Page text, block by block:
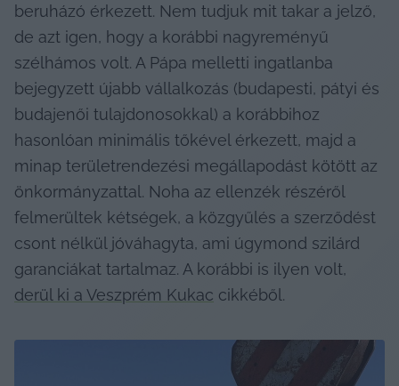
beruházó érkezett. Nem tudjuk mit takar a jelző,
de azt igen, hogy a korábbi nagyreményű
szélhámos volt. A Pápa melletti ingatlanba
bejegyzett újabb vállalkozás (budapesti, pátyi és
budajenői tulajdonosokkal) a korábbihoz
hasonlóan minimális tőkével érkezett, majd a
minap területrendezési megállapodást kötött az
önkormányzattal. Noha az ellenzék részéről
felmerültek kétségek, a közgyűlés a szerződést
csont nélkül jóváhagyta, ami úgymond szilárd
derül ki a Veszprém Kukac cikkéből.